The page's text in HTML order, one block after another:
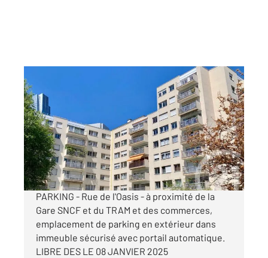
11,50 m
Ref : 16417
Parking à louer
75 €
par mois charges comprises
PARKING - Rue de l'Oasis - à proximité de la
Gare SNCF et du TRAM et des commerces,
emplacement de parking en extérieur dans
immeuble sécurisé avec portail automatique.
LIBRE DES LE 08 JANVIER 2025